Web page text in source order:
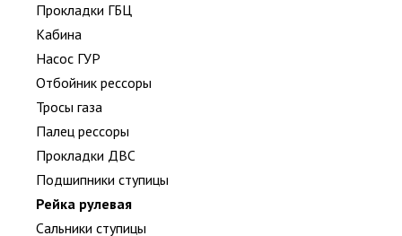
Прокладки ГБЦ
Кабина
Насос ГУР
Отбойник рессоры
Тросы газа
Палец рессоры
Прокладки ДВС
Подшипники ступицы
Рейка рулевая
Сальники ступицы